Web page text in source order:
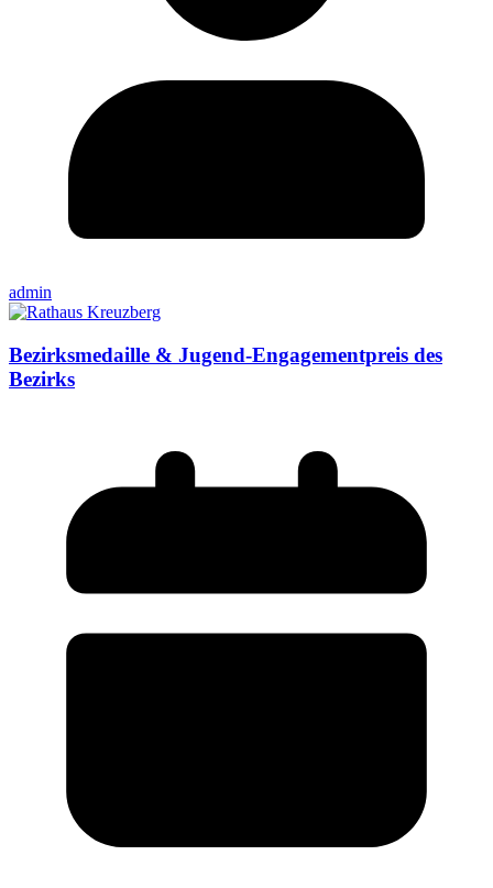
admin
Bezirksmedaille & Jugend-Engagementpreis des
Bezirks